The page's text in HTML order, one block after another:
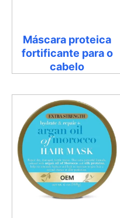
Máscara proteica
fortificante para o
cabelo